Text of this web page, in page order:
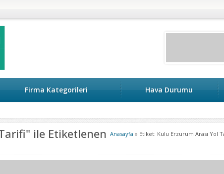
Firma Kategorileri Hava Durumu
Tankeri
Anasayfa » Etiket: Kulu Erzurum Arası Yol
ile Etiketlenen